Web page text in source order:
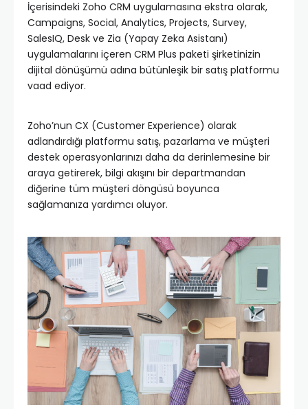
İçerisindeki Zoho CRM uygulamasına ekstra olarak,
Campaigns, Social, Analytics, Projects, Survey,
SalesIQ, Desk ve Zia (Yapay Zeka Asistanı)
uygulamalarını içeren CRM Plus paketi şirketinizin
dijital dönüşümü adına bütünleşik bir satış platformu
vaad ediyor.
Zoho’nun CX (Customer Experience) olarak
adlandırdığı platformu satış, pazarlama ve müşteri
destek operasyonlarınızı daha da derinlemesine bir
araya getirerek, bilgi akışını bir departmandan
diğerine tüm müşteri döngüsü boyunca
sağlamanıza yardımcı oluyor.